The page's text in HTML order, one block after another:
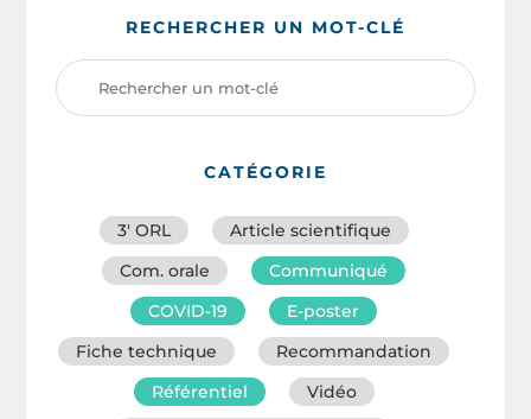
RECHERCHER UN MOT-CLÉ
CATÉGORIE
3′ ORL
Article scientifique
Com. orale
Communiqué
COVID-19
E-poster
Fiche technique
Recommandation
Référentiel
Vidéo